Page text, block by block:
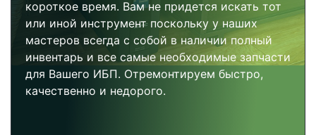
короткое время. Вам не придется искать тот
или иной инструмент поскольку у наших
мастеров всегда с собой в наличии полный
инвентарь и все самые необходимые запчасти
для Вашего ИБП. Отремонтируем быстро,
качественно и недорого.